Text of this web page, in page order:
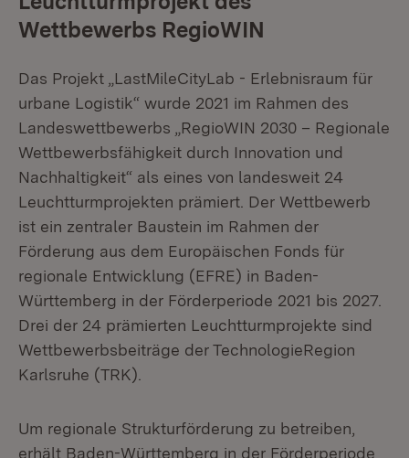
Wettbewerbs RegioWIN
Das Projekt „LastMileCityLab - Erlebnisraum für
urbane Logistik“ wurde 2021 im Rahmen des
Landeswettbewerbs „RegioWIN 2030 – Regionale
Wettbewerbsfähigkeit durch Innovation und
Nachhaltigkeit“ als eines von landesweit 24
Leuchtturmprojekten prämiert. Der Wettbewerb
ist ein zentraler Baustein im Rahmen der
Förderung aus dem Europäischen Fonds für
regionale Entwicklung (EFRE) in Baden-
Württemberg in der Förderperiode 2021 bis 2027.
Drei der 24 prämierten Leuchtturmprojekte sind
Wettbewerbsbeiträge der TechnologieRegion
Karlsruhe (TRK).
Um regionale Strukturförderung zu betreiben,
erhält Baden-Württemberg in der Förderperiode